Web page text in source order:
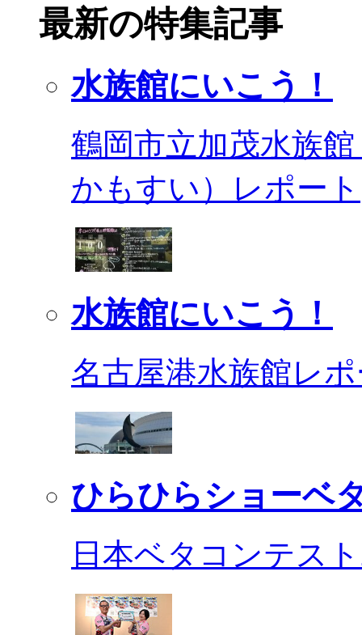
最新の特集記事
水族館にいこう！
鶴岡市立加茂水族
かもすい）レポート
水族館にいこう！
名古屋港水族館レ
ひらひらショーベ
日本ベタコンテス